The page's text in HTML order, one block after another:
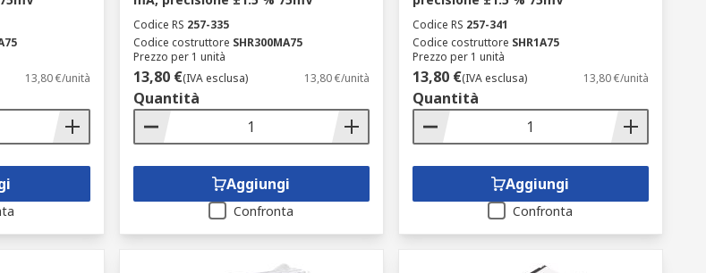
13,80 €/unità
Codice RS 257-335
Codice costruttore SHR300MA75
Prezzo per 1 unità
13,80 €(IVA esclusa) 13,80 €/unità
Quantità
Aggiungi
Confronta
Codice RS 257-341
Codice costruttore SHR1A75
Prezzo per 1 unità
13,80 €(IVA esclusa) 13,80 €/unità
Quantità
Aggiungi
Confronta